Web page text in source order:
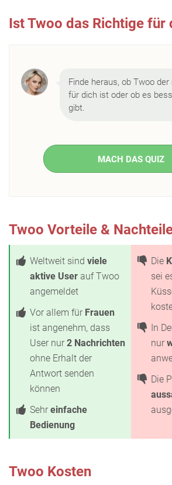
Ist Twoo das Richtige für
Finde heraus, ob Twoo
für dich ist oder ob es
gibt.
MACH DAS QUIZ
Twoo Vorteile &
Weltweit sind viele
aktive User auf Twoo
angemeldet
Vor allem für Frauen
ist angenehm, dass
User nur 2 Nachrichten
ohne Erhalt der
Antwort senden
können
Sehr einfache
Bedienung
Die
sei
In
nur
Die
Twoo Kosten